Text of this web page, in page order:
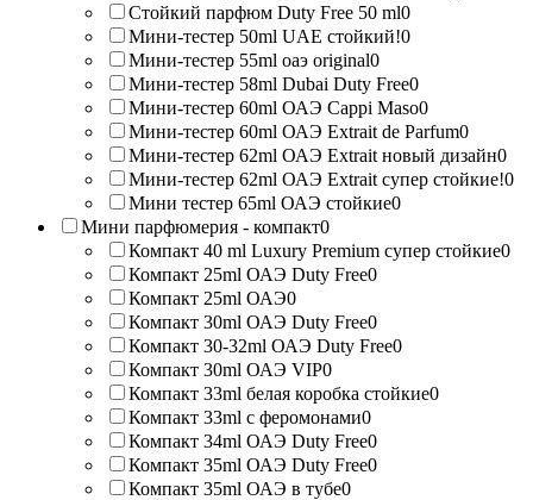
Стойкий парфюм Duty Free 50 ml0
Мини-тестер 50ml UAE стойкий!0
Мини-тестер 55ml оаэ original0
Мини-тестер 58ml Dubai Duty Free0
Мини-тестер 60ml ОАЭ Cappi Maso0
Мини-тестер 60ml ОАЭ Extrait de Parfum0
Мини-тестер 62ml ОАЭ Extrait новый дизайн0
Мини-тестер 62ml ОАЭ Extrait супер стойкие!0
Мини тестер 65ml ОАЭ стойкие0
Мини парфюмерия - компакт0
Компакт 40 ml Luxury Premium супер стойкие0
Компакт 25ml ОАЭ Duty Free0
Компакт 25ml ОАЭ0
Компакт 30ml ОАЭ Duty Free0
Компакт 30-32ml ОАЭ Duty Free0
Компакт 30ml ОАЭ VIP0
Компакт 33ml белая коробка стойкие0
Компакт 33ml с феромонами0
Компакт 34ml ОАЭ Duty Free0
Компакт 35ml ОАЭ Duty Free0
Компакт 35ml ОАЭ в тубе0